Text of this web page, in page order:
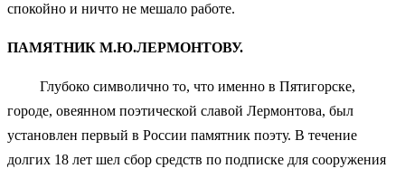
спокойно и ничто не мешало работе.
ПАМЯТНИК М.Ю.ЛЕРМОНТОВУ.
Глубоко символично то, что именно в Пятигорске,
городе, овеянном поэтической славой Лермонтова, был
установлен первый в России памятник поэту. В течение
долгих 18 лет шел сбор средств по подписке для сооружения